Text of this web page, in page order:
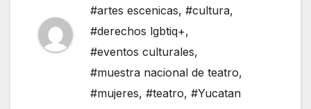
#artes escenicas, #cultura,
#derechos lgbtiq+,
#eventos culturales,
#muestra nacional de teatro,
#mujeres, #teatro, #Yucatan